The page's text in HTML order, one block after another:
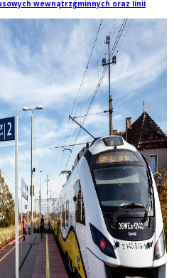
wewnątrzgminnych oraz linii